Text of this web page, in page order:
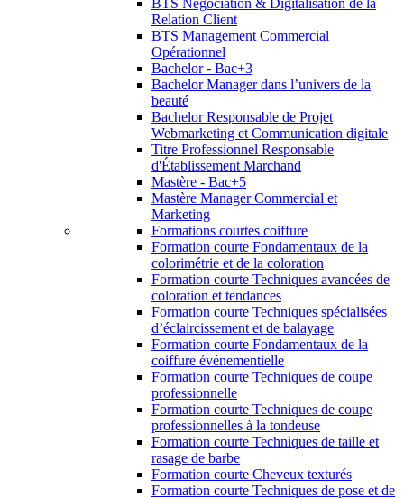
BTS Négociation & Digitalisation de la
Relation Client
BTS Management Commercial
Opérationnel
Bachelor - Bac+3
Bachelor Manager dans l’univers de la
beauté
Bachelor Responsable de Projet
Webmarketing et Communication digitale
Titre Professionnel Responsable
d'Établissement Marchand
Mastère - Bac+5
Mastère Manager Commercial et
Marketing
Formations courtes coiffure
Formation courte Fondamentaux de la
colorimétrie et de la coloration
Formation courte Techniques avancées de
coloration et tendances
Formation courte Techniques spécialisées
d’éclaircissement et de balayage
Formation courte Fondamentaux de la
coiffure événementielle
Formation courte Techniques de coupe
professionnelle
Formation courte Techniques de coupe
professionnelles à la tondeuse
Formation courte Techniques de taille et
rasage de barbe
Formation courte Cheveux texturés
Formation courte Techniques de pose et de